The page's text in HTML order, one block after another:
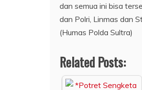
dan semua ini bisa
dan Polri, Linmas dan
(Humas Polda Sultra)
Related Posts: